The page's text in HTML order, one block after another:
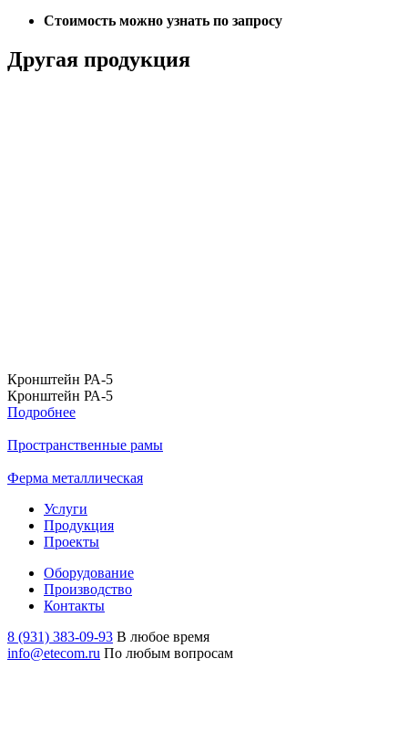
Стоимость можно узнать по запросу
Другая продукция
Кронштейн РА-5
Кронштейн РА-5
Подробнее
Пространственные рамы
Ферма металлическая
Услуги
Продукция
Проекты
Оборудование
Производство
Контакты
8 (931) 383-09-93 В любое время
info@etecom.ru По любым вопросам